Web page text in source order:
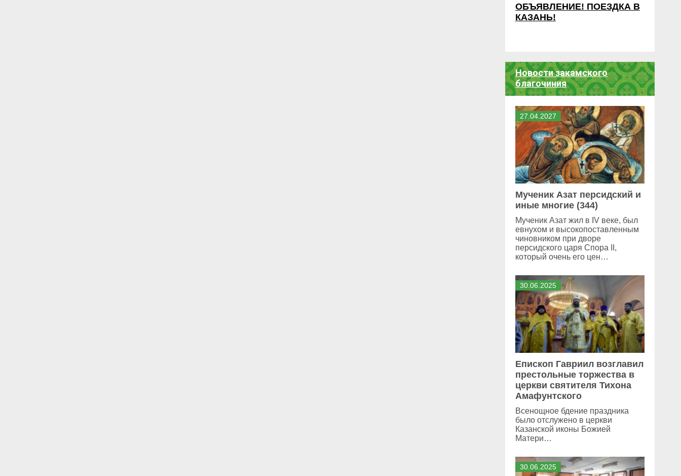
ОБЪЯВЛЕНИЕ! ПОЕЗДКА В
КАЗАНЬ!
Новости закамского
благочиния
27 04 2027
Мученик Азат персидский и
иные многие (344)
Мученик Азат жил в IV веке, был
евнухом и высокопоставленным
чиновником при дворе
персидского царя Спора II,
который очень его цен…
30 06 2025
Епископ Гавриил возглавил
престольные торжества в
церкви святителя Тихона
Амафунтского
Всенощное бдение праздника
было отслужено в церкви
Казанской иконы Божией
Матери…
30 06 2025